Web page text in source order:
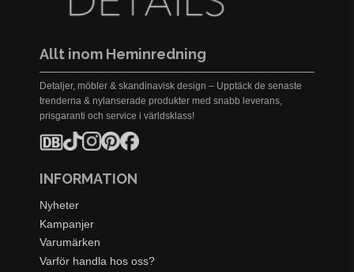
Allt inom Heminredning
Detaljer, möbler & skandinavisk design – Upptäck de senaste
trenderna & nylanserade produkter med snabb leverans,
prisgaranti och service i världsklass!
INFORMATION
Nyheter
Kampanjer
Varumärken
Varför handla hos oss?